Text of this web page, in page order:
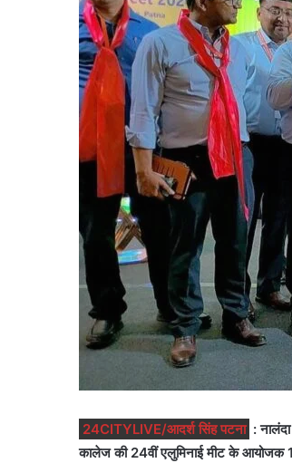
24CITYLIVE/आदर्श सिंह पटना :
कालेज की 24वीं एलुमिनाई मीट के आयोजक